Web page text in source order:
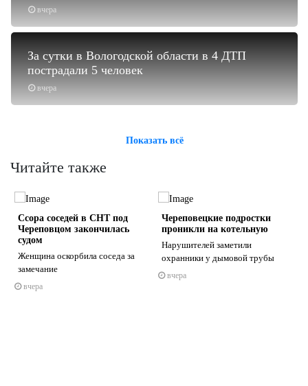
вчера
вчера
За сутки в Вологодской области в 4 ДТП
пострадали 5 человек
Показать всё
Читайте также
Ссора соседей в СНТ под
Череповцом закончилась
судом
Женщина оскорбила соседа за
замечание
вчера
Череповецкие подростки
проникли на котельную
Нарушителей заметили
охранники у дымовой трубы
вчера